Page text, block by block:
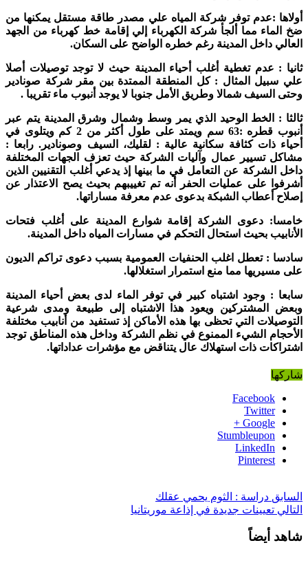
أولاها :عدم توفر شركة المياه علي مصدر طاقة مستقل يمكنها من
ضخ الماء مما ألجأ شركة الكهرباء إلي إقامة خط كهرباء من الجهد
العالي داخل المدينة رغم خطره الواضح على السكان.
ثانيا : عدم تغطية أغلب أحياء المدينة حيث لا توجد توصيلات أصلا
علي سبيل المثال : كل المنطقة الممتدة بين مقر شركة صونادير
وحتى السيف شمالا وطريق الأمل جنوبا لا يوجد أنبوب ماء تقريبا .
ثالثا : الخط الوحيد الذي يمر وسط وشمال وشرق المدينة يتم عبر
أنبوب قطره :63 سم ويمتد على طول أكثر من 2 كم ويتلوى في
أحياء ذات كثافة سكانية عالية : لقليك، السيف وصونادير. رابعا :
مشاكل تسيير عمال وآليات الشركة حيث تعزف الجهات المختلفة
داخل الشركة عن التعامل في ما بينها إذ يدعي أغلب التقنيين الذين
أشرفوا على عمليات الحفر أنه تم تغييبهم بحيث يصح الاعتذار عن
إصلاح أعطاب الشبكة بدعوى عدم معرفة مساراتها.
خامسا: دعوى الشركة إقامة شوارع المدينة على أغلب فتحات
الأنابيب بحيث استحال التحكم في مسارات المياه داخل المدينة.
سادسا : تعطل اغلب الحنفيات العمومية بسبب دعوى تراكم الديون
على مسيريها مما منع استمرار استغلالها.
سابعا : وجود اشتباه كبير في توفر الماء لدى بعض أحياء المدينة
وبعض المشتركين ويعود هذا الاشتباه إلى طبيعة ومدى شرعية
التوصيلات التي تحظى بها هذه الأماكن إذ تستفيد من أنابيب مختلفة
الأحجام الشيء الممنوع في نظم الشركة وداخل هذه المناطق توجد
اشتراكات ذات استهلاك عال يتناقض مع مؤشرات عداداتها.
شاركها
Facebook
Twitter
Google +
Stumbleupon
LinkedIn
Pinterest
السابق دراسة : الثوم يحمي عقلك
التالي تعيينات جديدة في إذاعة موريتانيا
شاهد أيضاً